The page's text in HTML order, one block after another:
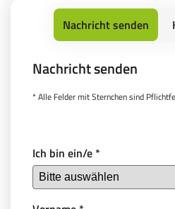
Nachricht senden
Nachricht senden
* Alle Felder mit Sternchen sind
Ich bin ein/e *
Service
Sie erreichen uns montags
+43 512 219